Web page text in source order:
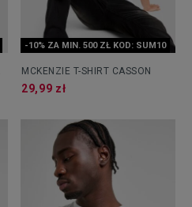
-10% ZA MIN. 500 ZŁ KOD: SUM10
MCKENZIE T-SHIRT CASSON
29,99 zł